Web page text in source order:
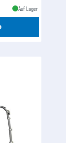
Auf Lager